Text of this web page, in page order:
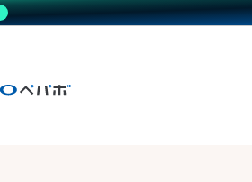
WordPress導入